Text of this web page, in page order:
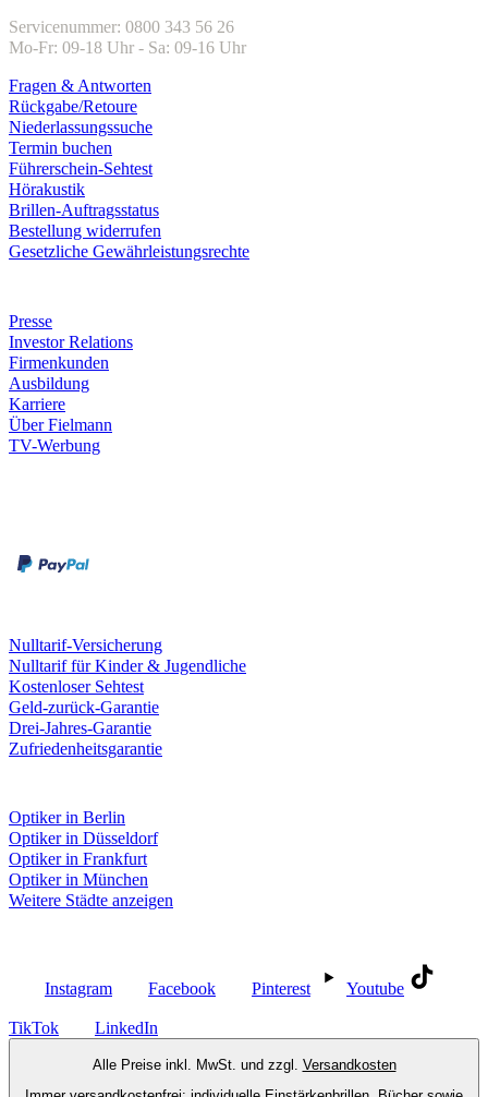
Servicenummer: 0800 343 56 26
Mo-Fr: 09-18 Uhr - Sa: 09-16 Uhr
Fragen & Antworten
Rückgabe/Retoure
Niederlassungssuche
Termin buchen
Führerschein-Sehtest
Hörakustik
Brillen-Auftragsstatus
Bestellung widerrufen
Gesetzliche Gewährleistungsrechte
Presse
Investor Relations
Firmenkunden
Ausbildung
Karriere
Über Fielmann
TV-Werbung
Nulltarif-Versicherung
Nulltarif für Kinder & Jugendliche
Kostenloser Sehtest
Geld-zurück-Garantie
Drei-Jahres-Garantie
Zufriedenheitsgarantie
Optiker in Berlin
Optiker in Düsseldorf
Optiker in Frankfurt
Optiker in München
Weitere Städte anzeigen
Instagram Facebook Pinterest Youtube
TikTok LinkedIn
Alle Preise inkl. MwSt. und zzgl. Versandkosten